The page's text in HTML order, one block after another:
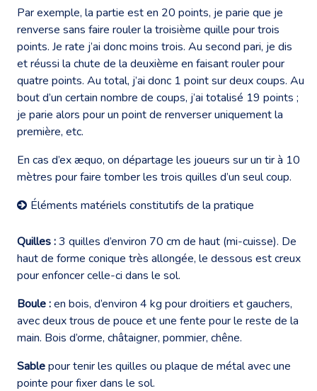
Par exemple, la partie est en 20 points, je parie que je
renverse sans faire rouler la troisième quille pour trois
points. Je rate j’ai donc moins trois. Au second pari, je dis
et réussi la chute de la deuxième en faisant rouler pour
quatre points. Au total, j’ai donc 1 point sur deux coups. Au
bout d’un certain nombre de coups, j’ai totalisé 19 points ;
je parie alors pour un point de renverser uniquement la
première, etc.
En cas d’ex æquo, on départage les joueurs sur un tir à 10
mètres pour faire tomber les trois quilles d’un seul coup.
Éléments matériels constitutifs de la pratique
Quilles :3 quilles d’environ 70 cm de haut (mi-cuisse). De
haut de forme conique très allongée, le dessous est creux
pour enfoncer celle-ci dans le sol.
Boule :en bois, d’environ 4 kg pour droitiers et gauchers,
avec deux trous de pouce et une fente pour le reste de la
main. Bois d’orme, châtaigner, pommier, chêne.
Sablepour tenir les quilles ou plaque de métal avec une
pointe pour fixer dans le sol.